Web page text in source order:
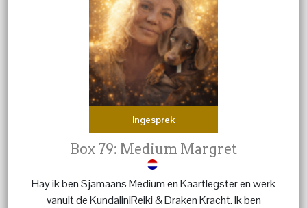
Ingesprek
Box 79: Medium Margret
Hay ik ben Sjamaans Medium en Kaartlegster en werk
vanuit de KundaliniReiki & Draken Kracht. Ik ben